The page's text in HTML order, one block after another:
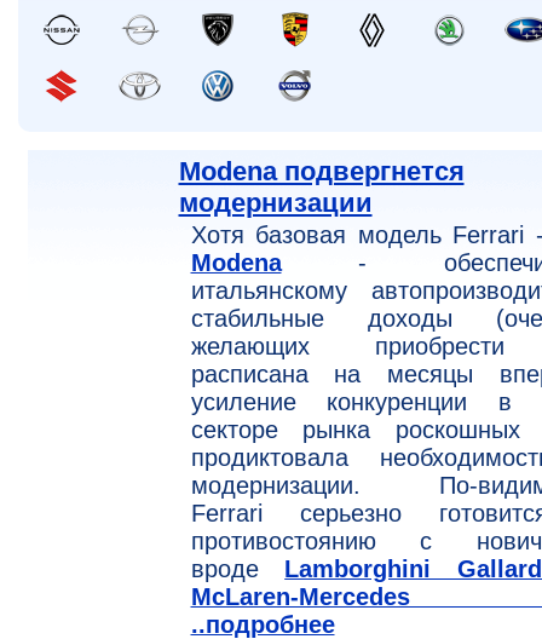
Modena подвергнется
модернизации
Хотя базовая модель
Modena-
итальянскому
стабильные доходы
желающих
расписана на месяцы
усиление конкуренции в
секторе рынка роскошных
продиктовала
модернизации. По-
Ferrari серьезно
противостоянию с
вроде Lamborghini
McLaren-Mercedes
..подробнее